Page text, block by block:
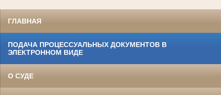
ГЛАВНАЯ
ПОДАЧА ПРОЦЕССУАЛЬНЫХ ДОКУМЕНТОВ В
ЭЛЕКТРОННОМ ВИДЕ
О СУДЕ